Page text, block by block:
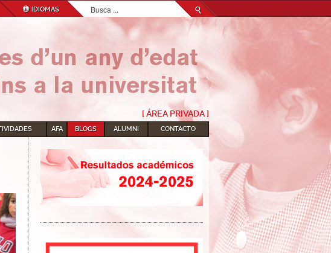
IDIOMAS Buscar...
[ ÁREA PRIVADA ]
AFA BLOGS ALUMNI CONTACTO